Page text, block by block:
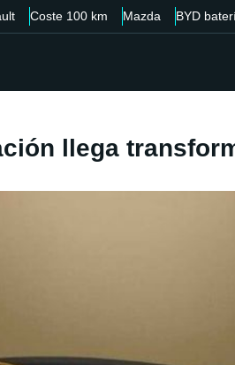
Coste 100 km Mazda BYD
llega